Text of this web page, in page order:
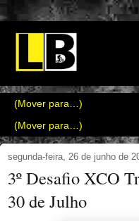
segunda-feira, 26 de junho de
3º Desafio XCO
30 de Julho